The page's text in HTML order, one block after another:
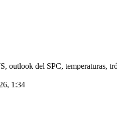
del SPC, temperaturas,
1:34